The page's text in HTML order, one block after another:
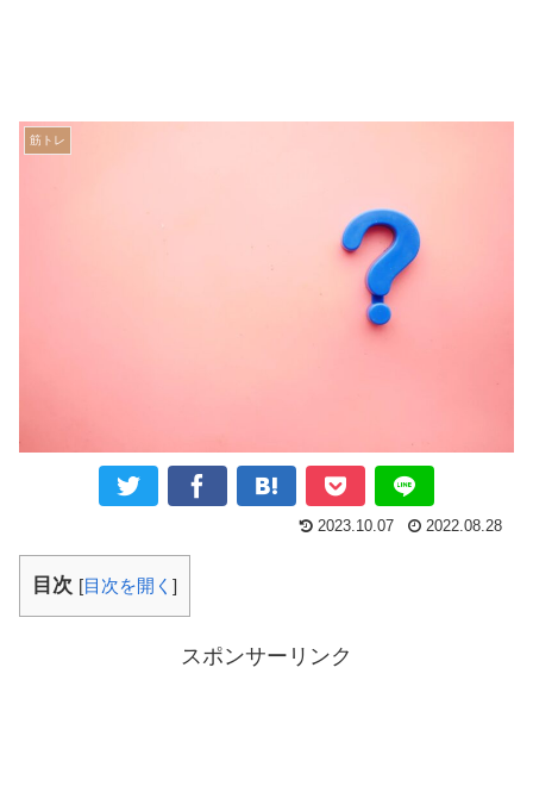
筋トレ
2023.10.07 2022.08.28
目次 [目次を開く ]
スポンサーリンク